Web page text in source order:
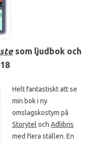
som ljudbok och
Helt fantastiskt att se
min bok i ny
omslagskostym på
Storytel och Adlibris
med flera ställen. En